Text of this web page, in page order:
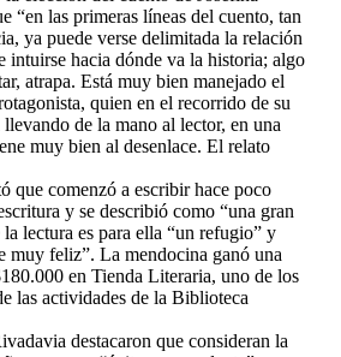
“en las primeras líneas del cuento, tan
ya puede verse delimitada la relación
intuirse hacia dónde va la historia; algo
atrapa. Está muy bien manejado el
quien en el recorrido de su
de la mano al lector, en una
muy bien al desenlace. El relato
que comenzó a escribir hace poco
y se describió como “una gran
lectura es para ella “un refugio” y
muy feliz”. La mendocina ganó una
en Tienda Literaria, uno de los
las actividades de la Biblioteca
destacaron que consideran la